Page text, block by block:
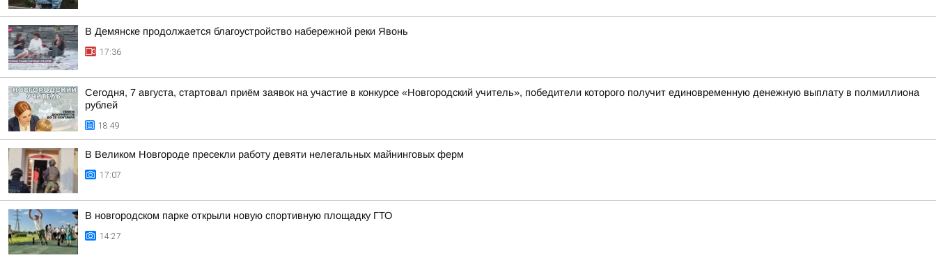
В Демянске продолжается благоустройство набережной реки Явонь
17:36
Сегодня, 7 августа, стартовал приём заявок на участие в конкурсе «Новгородский учитель», победители которого получит единовременную денежную выплату в полмиллиона
рублей
18:49
В Великом Новгороде пресекли работу девяти нелегальных майнинговых ферм
17:07
В новгородском парке открыли новую спортивную площадку ГТО
14:27